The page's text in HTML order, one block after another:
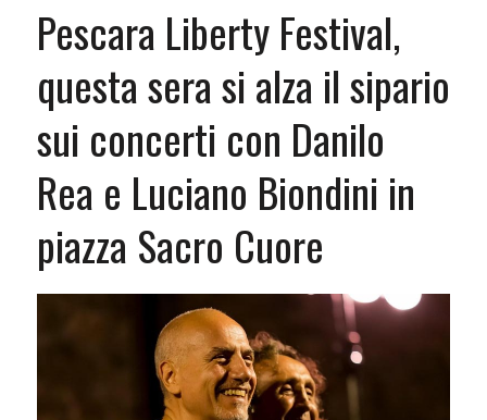
Pescara Liberty Festival,
questa sera si alza il sipario
sui concerti con Danilo
Rea e Luciano Biondini in
piazza Sacro Cuore